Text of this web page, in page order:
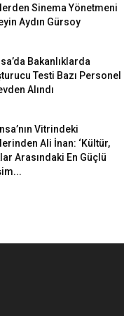
Sinema Yönetmeni
Aydın Gürsoy
Bakanlıklarda
Testi Bazı Personel
Alındı
Vitrindeki
Ali İnan: ‘Kültür,
Arasındaki En Güçlü